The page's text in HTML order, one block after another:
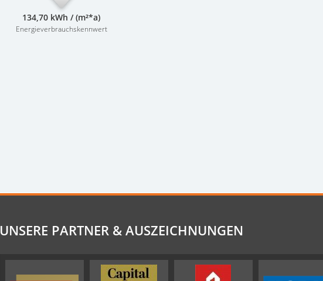
134,70 kWh / (m²*a)
Energieverbrauchskennwert
UNSERE PARTNER & AUSZEICHNUNGEN